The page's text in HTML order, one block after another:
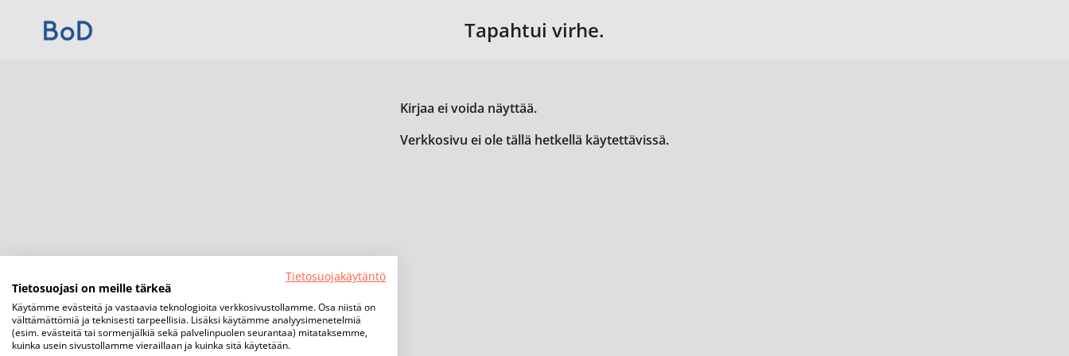
Tapahtui virhe.
Kirjaa ei voida näyttää.
Verkkosivu ei ole tällä hetkellä käytettävissä.
Tietosuojakäytäntö
Tietosuojasi on meille tärkeä
Käytämme evästeitä ja vastaavia teknologioita verkkosivustollamme. Osa niistä on
välttämättömiä ja teknisesti tarpeellisia. Lisäksi käytämme analyysimenetelmiä
(esim. evästeitä tai sormenjälkiä sekä palvelinpuolen seurantaa) mitataksemme,
kuinka usein sivustollamme vieraillaan ja kuinka sitä käytetään.